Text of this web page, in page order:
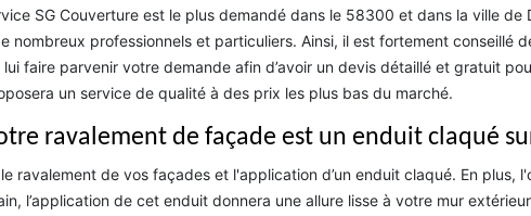
SG Couverture est le plus demandé dans le 58300 et dans la ville de
nombreux professionnels et particuliers. Ainsi, il est fortement conseillé
faire parvenir votre demande afin d’avoir un devis détaillé et gratuit
un service de qualité à des prix les plus bas du marché.
ravalement de façade est un enduit claqué
ravalement de vos façades et l'application d’un enduit claqué. En plus,
l’application de cet enduit donnera une allure lisse à votre mur